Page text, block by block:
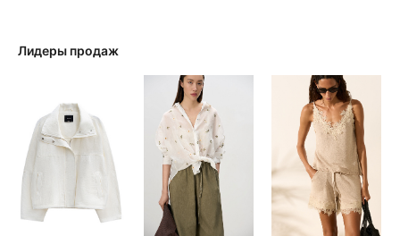
Лидеры продаж